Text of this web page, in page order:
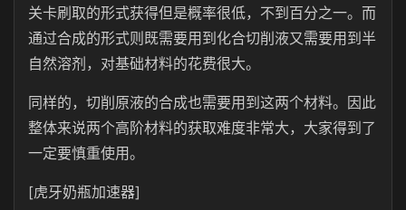
关卡刷取的形式获得但是概率很低，不到百分之一。而
通过合成的形式则既需要用到化合切削液又需要用到半
自然溶剂，对基础材料的花费很大。
同样的，切削原液的合成也需要用到这两个材料。因此
整体来说两个高阶材料的获取难度非常大，大家得到了
一定要慎重使用。
[虎牙奶瓶加速器]